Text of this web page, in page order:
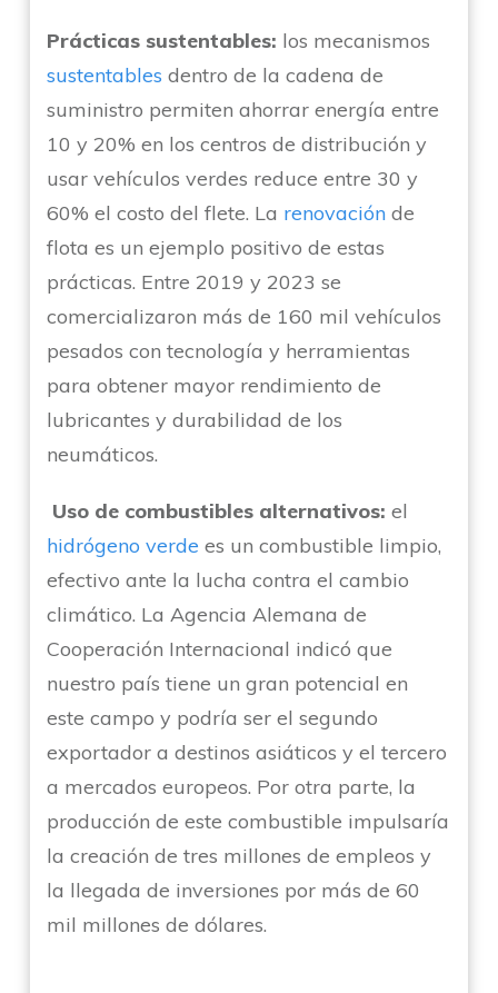
Prácticas sustentables: los mecanismos
sustentables dentro de la cadena de
suministro permiten ahorrar energía entre
10 y 20% en los centros de distribución y
usar vehículos verdes reduce entre 30 y
60% el costo del flete. La renovaciónde
flota es un ejemplo positivo de estas
prácticas. Entre 2019 y 2023 se
comercializaron más de 160 mil vehículos
pesados con tecnología y herramientas
para obtener mayor rendimiento de
lubricantes y durabilidad de los
neumáticos.
Uso de combustibles alternativos: el
hidrógeno verde es un combustible limpio,
efectivo ante la lucha contra el cambio
climático. La Agencia Alemana de
Cooperación Internacional indicó que
nuestro país tiene un gran potencial en
este campo y podría ser el segundo
exportador a destinos asiáticos y el tercero
a mercados europeos. Por otra parte, la
producción de este combustible impulsaría
la creación de tres millones de empleos y
la llegada de inversiones por más de 60
mil millones de dólares.